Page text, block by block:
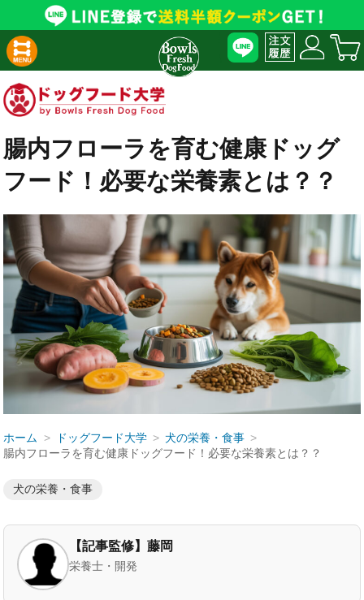
腸内フローラを育む健康ドッグ
フード！必要な栄養素とは？？
ホーム ドッグフード大学
犬の栄養・食事
腸内フローラを育む健康ドッグフード！必要な栄養素とは？？
犬の栄養・食事
【記事監修】藤岡
栄養士・開発